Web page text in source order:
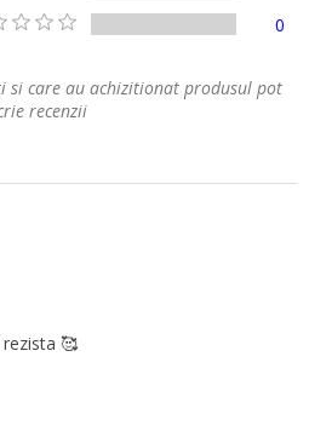
0
care au achizitionat produsul pot
recenzii
🥰